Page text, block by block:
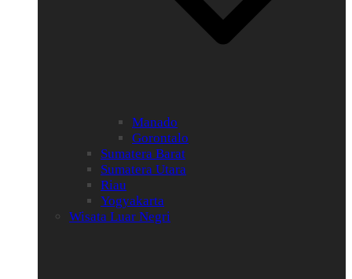
Manado
Gorontalo
Sumatera Barat
Sumatera Utara
Riau
Yogyakarta
Wisata Luar Negri